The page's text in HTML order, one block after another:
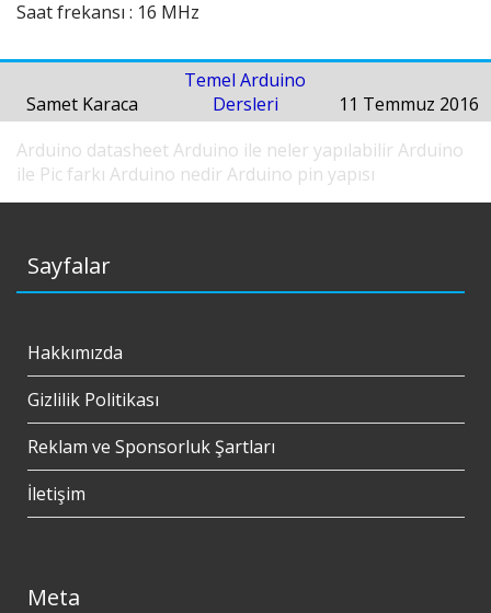
Saat frekansı : 16 MHz
Samet Karaca
Temel Arduino
Dersleri
11 Temmuz 2016
Arduino datasheetArduino ile neler yapılabilir Arduino
ile Pic farkı Arduino nedir Arduino pin yapısı
Sayfalar
Hakkımızda
Gizlilik Politikası
Reklam ve Sponsorluk Şartları
İletişim
Meta